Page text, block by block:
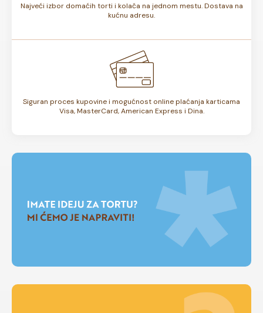
Najveći izbor domaćih torti i kolača na jednom mestu. Dostava na
kućnu adresu.
Siguran proces kupovine i mogućnost online plaćanja karticama
Visa, MasterCard, American Express i Dina.